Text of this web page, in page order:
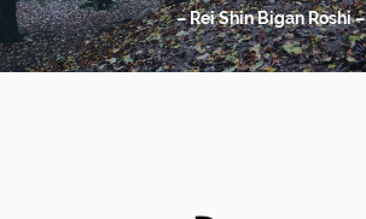
– Rei Shin Bigan Roshi –